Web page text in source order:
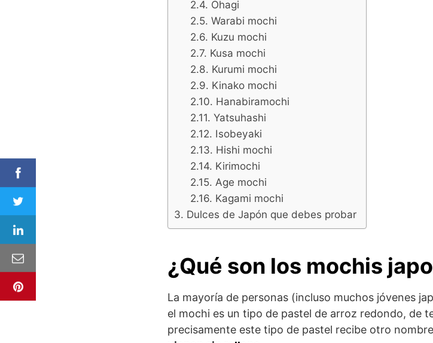
Ohagi
Warabi mochi
Kuzu mochi
Kusa mochi
Kurumi mochi
Kinako mochi
Hanabiramochi
Yatsuhashi
Isobeyaki
Hishi mochi
Kirimochi
Age mochi
Kagami mochi
Dulces de Japón que debes probar
¿Qué son los mochis
La mayoría de personas (incluso muchos jóvenes
el mochi es un tipo de pastel de arroz redondo, de
precisamente este tipo de pastel recibe otro